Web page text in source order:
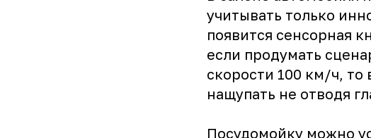
учитывать только
появится сенсорная
если продумать
скорости 100 км/ч,
нащупать не отводя
Посудомойку можно